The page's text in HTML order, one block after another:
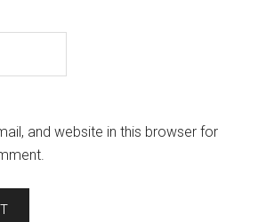
and website in this browser for